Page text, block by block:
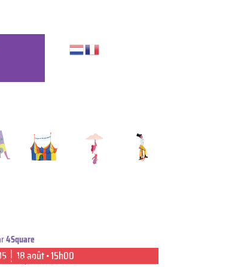
4Square
│ 18 août • 15h00
cirque